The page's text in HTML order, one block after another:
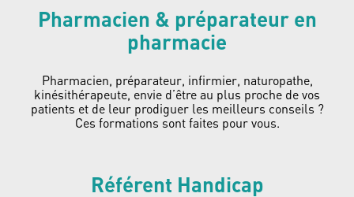
Pharmacien & préparateur en
pharmacie
Pharmacien, préparateur, infirmier, naturopathe,
kinésithérapeute, envie d’être au plus proche de vos
patients et de leur prodiguer les meilleurs conseils ?
Ces formations sont faites pour vous.
Référent Handicap